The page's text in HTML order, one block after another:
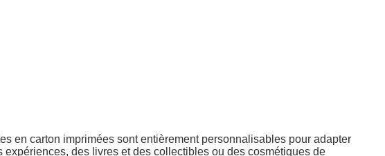
en carton imprimées sont entièrement personnalisables pour adapter
des livres et des collectibles ou des cosmétiques de